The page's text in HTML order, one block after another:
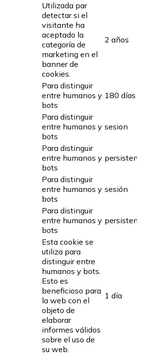
Utilizada par
detectar si el
visitante ha
aceptado la
categoría de
marketing en el
banner de
cookies.
2 años
Para distinguir
entre humanos y
bots
180 días
Para distinguir
entre humanos y
bots
sesion
Para distinguir
entre humanos y
bots
Para distinguir
entre humanos y
bots
sesión
Para distinguir
entre humanos y
bots
Esta cookie se
utiliza para
distinguir entre
humanos y bots.
Esto es
beneficioso para
la web con el
objeto de
elaborar
informes válidos
sobre el uso de
su web.
1 día